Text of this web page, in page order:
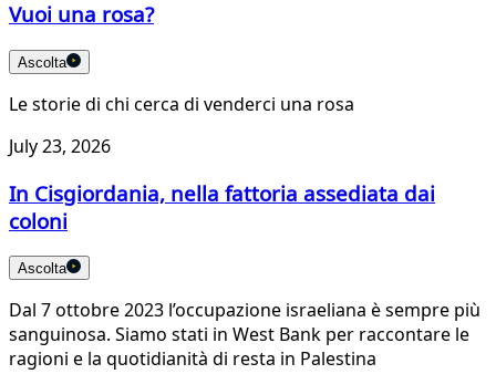
Vuoi una rosa?
Ascolta
Le storie di chi cerca di venderci una rosa
July 23, 2026
In Cisgiordania, nella fattoria assediata dai
coloni
Ascolta
Dal 7 ottobre 2023 l’occupazione israeliana è sempre più
sanguinosa. Siamo stati in West Bank per raccontare le
ragioni e la quotidianità di resta in Palestina